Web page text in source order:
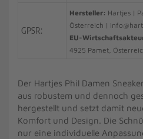
GPSR:
Hersteller: Hartjes |
Österreich |
EU-
4925 Pamet,
Der Hartjes Phil Damen
aus robustem und dennoch
hergestellt und setzt damit
Komfort und Design. Die
nur eine individuelle